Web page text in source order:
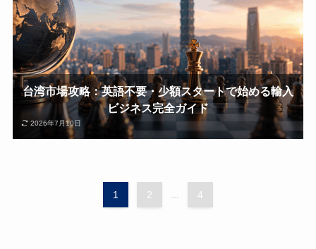
台湾市場攻略：英語不要・少額スタートで始める輸入
ビジネス完全ガイド
2026年7月10日
1 2 ... 4